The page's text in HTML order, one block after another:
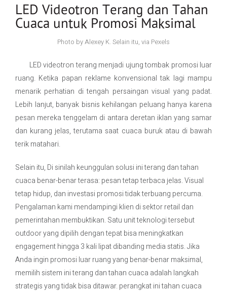
Project
Contact Us
LED Videotron Terang dan Tahan
Cuaca untuk Promosi Maksimal
Photo by Alexey K. Selain itu, via Pexels
LED videotron terang menjadi ujung tombak promosi luar
ruang. Ketika papan reklame konvensional tak lagi mampu
menarik perhatian di tengah persaingan visual yang padat.
Lebih lanjut, banyak bisnis kehilangan peluang hanya karena
pesan mereka tenggelam di antara deretan iklan yang samar
dan kurang jelas, terutama saat cuaca buruk atau di bawah
terik matahari.
Selain itu, Di sinilah keunggulan solusi ini terang dan tahan
cuaca benar-benar terasa: pesan tetap terbaca jelas. Visual
tetap hidup, dan investasi promosi tidak terbuang percuma.
Pengalaman kami mendampingi klien di sektor retail dan
pemerintahan membuktikan. Satu unit teknologi tersebut
outdoor yang dipilih dengan tepat bisa meningkatkan
engagement hingga 3 kali lipat dibanding media statis. Jika
Anda ingin promosi luar ruang yang benar-benar maksimal,
memilih sistem ini terang dan tahan cuaca adalah langkah
strategis yang tidak bisa ditawar. perangkat ini tahan cuaca